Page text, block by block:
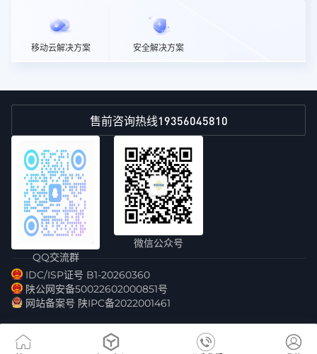
移动云解决方案 安全解决方案
售前咨询热线19356045810
QQ交流群
微信公众号
IDC/ISP证号 B1-20260360
陕公网安备50022602000851号
网站备案号 陕IPC备2022001461